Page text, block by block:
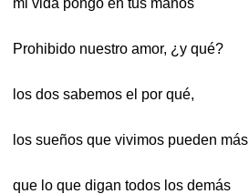
Prohibido nuestro amor, ¿y qué?
los dos sabemos el por qué,
los sueños que vivimos pueden más
que lo que digan todos los demás